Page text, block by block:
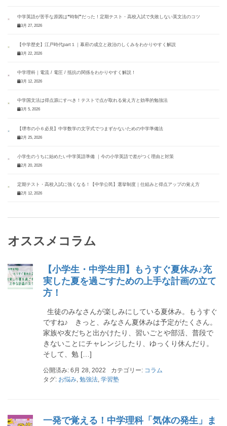
中学英語が苦手な原因は❝時制❞だった！定期テスト・高校入試で失敗しない英文法のコツ
3月 27, 2026
【中学歴史】江戸時代part１｜幕府の成立と政治のしくみをわかりやすく解説
3月 22, 2026
中学理科｜電流 / 電圧 / 抵抗の関係をわかりやすく解説！
3月 12, 2026
中学国文法は得点源にすべき！テストで点が取れる覚え方と効率的勉強法
3月 5, 2026
【堺市の小６必見】中学数学の文字式でつまずかないための中学準備法
2月 25, 2026
小学生のうちに始めたい中学英語準備 ｜今の小学英語で差がつく理由と対策
2月 20, 2026
定期テスト・高校入試に強くなる！【中学公民】選挙制度｜仕組みと得点アップの覚え方
2月 12, 2026
オススメコラム
【小学生・中学生用】もうすぐ夏休み♪充
実した夏を過ごすための上手な計画の立て
方！
生徒のみなさんが楽しみにしている夏休み。もうすぐ
ですね♪ きっと、みなさん夏休みは予定がたくさん。
家族や友だちと出かけたり、習いごとや部活、普段で
きないことにチャレンジしたり、ゆっくり休んだり。
そして、勉 […]
公開済み: 6月 28, 2022 カテゴリー: コラム
タグ: お悩み 勉強法 学習塾
一発で覚える！中学理科「気体の発生」ま